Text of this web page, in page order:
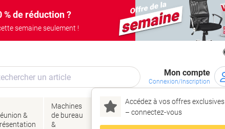
% de réduction ?
semaine seulement !
Mon compte
Connexion/Inscription
Accédez à vos offres exclusives
– connectez‑vous
&
Machines
de bureau
&
Encres
Papier,
enveloppes
&
de bureau